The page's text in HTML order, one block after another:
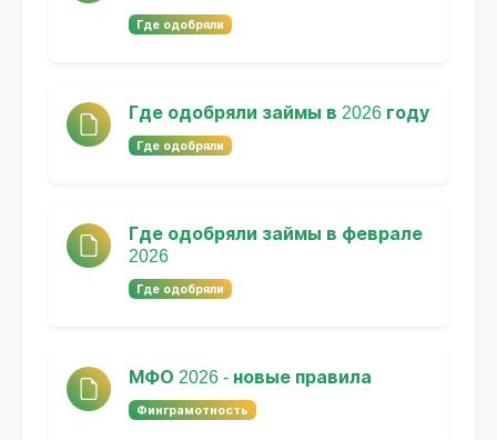
Где одобряли
Где одобряли займы в 2026 году
Где одобряли
Где одобряли займы в феврале
2026
Где одобряли
МФО 2026 - новые правила
Финграмотность